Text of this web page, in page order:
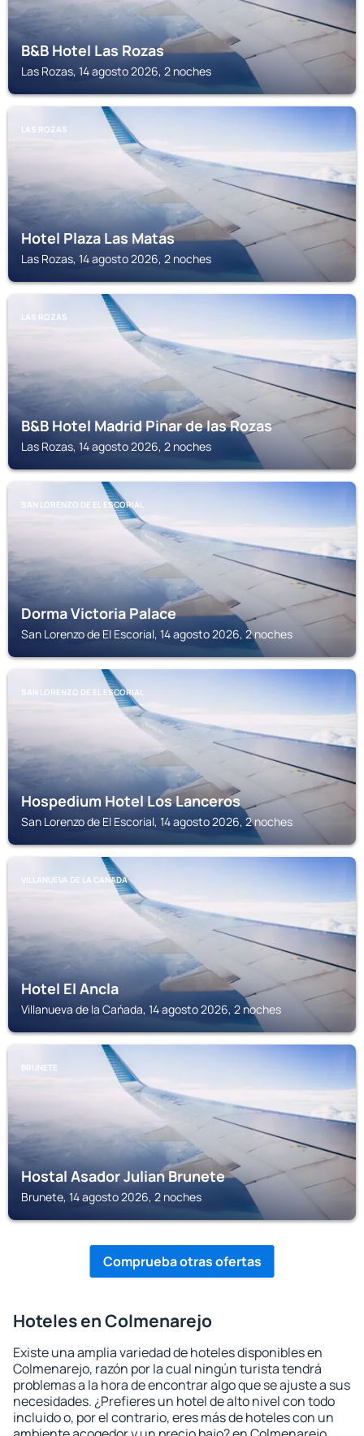
B&B Hotel Las Rozas
Las Rozas, 14 agosto 2026, 2 noches
LAS ROZAS
Hotel Plaza Las Matas
Las Rozas, 14 agosto 2026, 2 noches
LAS ROZAS
B&B Hotel Madrid Pinar de las Rozas
Las Rozas, 14 agosto 2026, 2 noches
SAN LORENZO DE EL ESCORIAL
Dorma Victoria Palace
San Lorenzo de El Escorial, 14 agosto 2026, 2 noches
SAN LORENZO DE EL ESCORIAL
Hospedium Hotel Los Lanceros
San Lorenzo de El Escorial, 14 agosto 2026, 2 noches
VILLANUEVA DE LA CAŃADA
Hotel El Ancla
Villanueva de la Cańada, 14 agosto 2026, 2 noches
BRUNETE
Hostal Asador Julian Brunete
Brunete, 14 agosto 2026, 2 noches
Comprueba otras ofertas
Hoteles en Colmenarejo
Existe una amplia variedad de hoteles disponibles en
Colmenarejo, razón por la cual ningún turista tendrá
problemas a la hora de encontrar algo que se ajuste a sus
necesidades. ¿Prefieres un hotel de alto nivel con todo
incluido o, por el contrario, eres más de hoteles con un